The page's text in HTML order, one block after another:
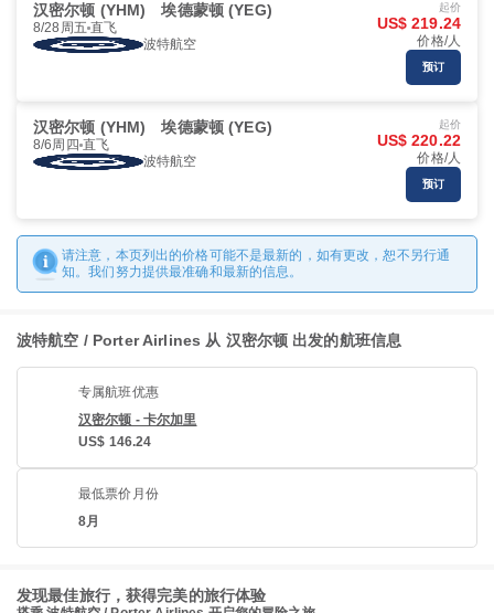
汉密尔顿 (YHM) 埃德蒙顿 (YEG)
8/28周五 直飞
波特航空
起价
US$ 219.24
价格/人
预订
汉密尔顿 (YHM) 埃德蒙顿 (YEG)
8/6周四 直飞
波特航空
起价
US$ 220.22
价格/人
预订
请注意，本页列出的价格可能不是最新的，如有更改，恕不另行通
知。我们努力提供最准确和最新的信息。
波特航空 / Porter Airlines 从 汉密尔顿 出发的航班信息
专属航班优惠
汉密尔顿 - 卡尔加里
US$ 146.24
最低票价月份
8月
发现最佳旅行，获得完美的旅行体验